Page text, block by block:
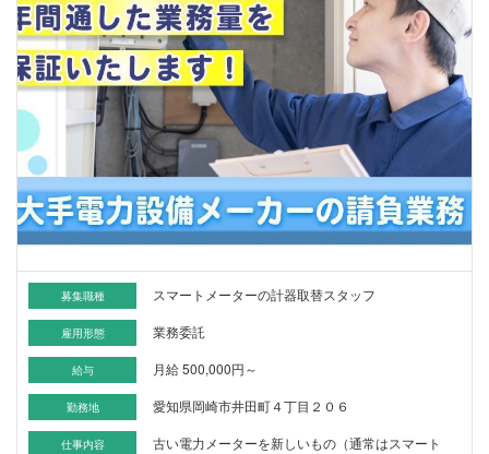
募集職種 スマートメーターの計器取替スタッフ
雇用形態 業務委託
給与 月給 500,000円～
勤務地 愛知県岡崎市井田町４丁目２０６
仕事内容
古い電力メーターを新しいもの（通常はスマート